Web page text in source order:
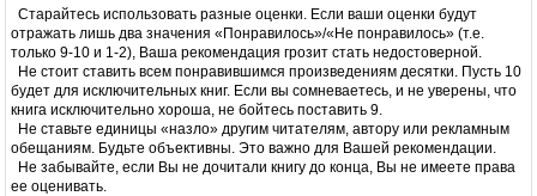
Старайтесь использовать разные оценки. Если ваши оценки будут
отражать лишь два значения «Понравилось»/«Не понравилось» (т.е.
только 9-10 и 1-2), Ваша рекомендация грозит стать недостоверной.
Не стоит ставить всем понравившимся произведениям десятки. Пусть 10
будет для исключительных книг. Если вы сомневаетесь, и не уверены, что
книга исключительно хороша, не бойтесь поставить 9.
Не ставьте единицы «назло» другим читателям, автору или рекламным
обещаниям. Будьте объективны. Это важно для Вашей рекомендации.
Не забывайте, если Вы не дочитали книгу до конца, Вы не имеете права
ее оценивать.